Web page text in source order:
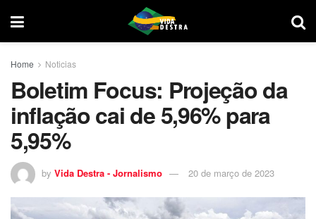
Home Noticias
Boletim Focus: Projeção da
inflação cai de 5,96% para
5,95%
by Vida Destra - Jornalismo 20 de março de 2023